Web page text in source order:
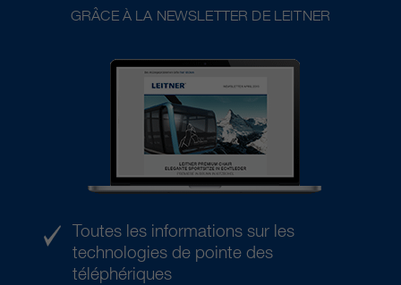
GRÂCE À LA NEWSLETTER DE LEITNER
Toutes les informations sur les
technologies de pointe des
téléphériques